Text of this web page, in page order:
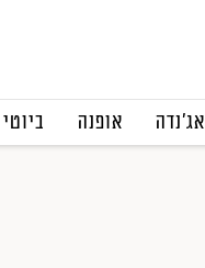
אג׳נדה אופנה ביוטי